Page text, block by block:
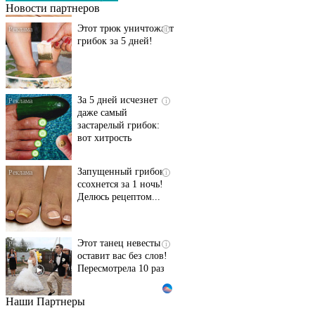
Новости партнеров
грибок за 5 дней!
даже самый
застарелый грибок:
вот хитрость
ссохнется за 1 ночь!
Делюсь рецептом...
оставит вас без слов!
Пересмотрела 10 раз
Ролик длится пару
Наши Партнеры